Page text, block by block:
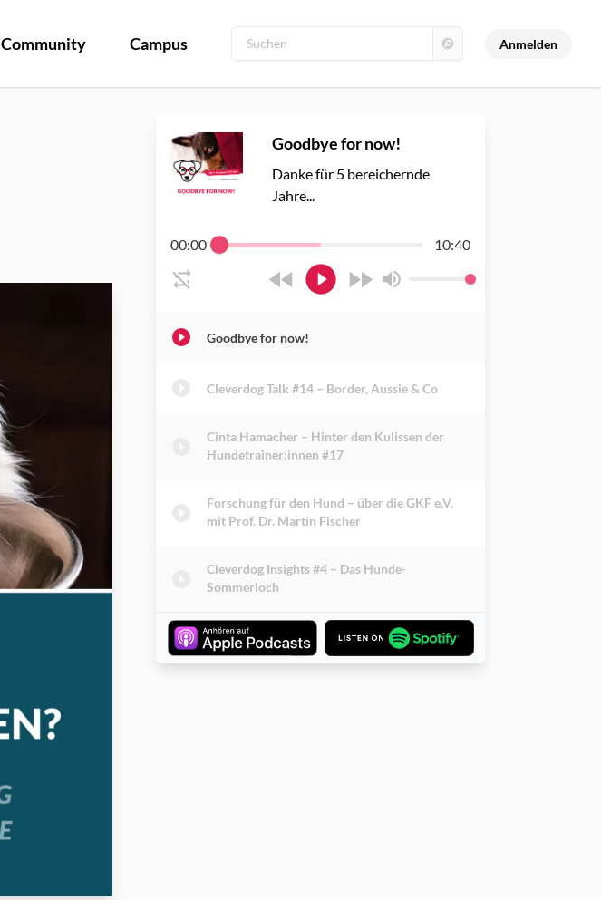
Community Campus Anmelden
Goodbye for now!
Danke für 5 bereichernde
Jahre...
00:00 10:40
Goodbye for now!
Cleverdog Talk #14 – Border, Aussie & Co
Cinta Hamacher – Hinter den Kulissen der
Hundetrainer:innen #17
Forschung für den Hund – über die GKF e.V.
mit Prof. Dr. Martin Fischer
Cleverdog Insights #4 – Das Hunde-
Sommerloch